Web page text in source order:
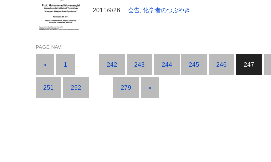
2011/9/26 会告, 化学者のつぶやき
PAGE NAVI
« 1 242 243 244 245 246 247
251 252 279 »